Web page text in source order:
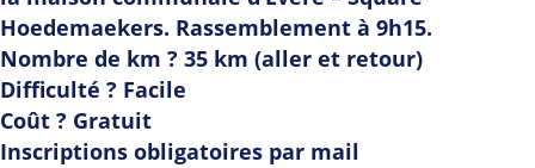
Hoedemaekers. Rassemblement à 9h15.
Nombre de km ? 35 km (aller et retour)
Difficulté ? Facile
Coût ? Gratuit
Inscriptions obligatoires par mail